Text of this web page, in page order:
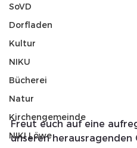
SoVD
Dorfladen
Kultur
NIKU
Bücherei
Natur
Kirchengemeinde
NIKI Löwe
Freut euch auf eine
unseren herausragenden